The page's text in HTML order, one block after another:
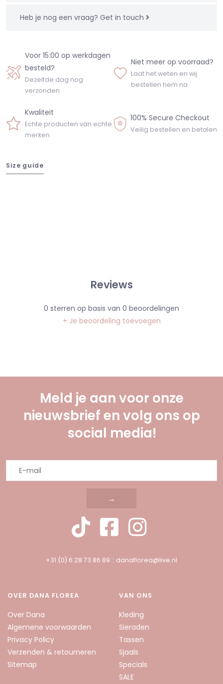
Heb je nog een vraag? Get in touch
Voor 15:00 op werkdagen
besteld?
Dezelfde dag nog
verzonden
Niet meer op voorraad?
Laat het weten en wij
bestellen hem na
Kwaliteit
Echte producten van echte
merken
100% Secure Checkout
Veilig bestellen en betalen
Size guide
Reviews
0 sterren op basis van 0 beoordelingen
+ Je beoordeling toevoegen
Meld je aan voor onze
nieuwsbrief en volg ons op
social media!
→
+31 (0) 6 28 73 86 89 :: danaflorea@live.nl
OVER DANA FLOREA
Over Dana
Algemene voorwaarden
Privacy Policy
Verzenden & retourneren
Sitemap
VAN ONS
Kleding
Sieraden
Tassen
Sjaals
Specials
SALE